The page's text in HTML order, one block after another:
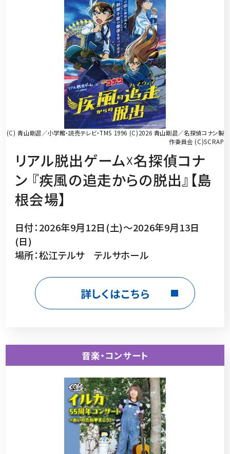
(C) 青山剛昌／小学館・読売テレビ・TMS 1996 (C)2026 青山剛昌／名探偵コナン製
作委員会 (C)SCRAP
リアル脱出ゲーム☓名探偵コナ
ン 『疾風の追走からの脱出』【島
根会場】
日付：2026年9月12日(土)～2026年9月13日
(日)
場所：松江テルサ テルサホール
詳しくはこちら
音楽・コンサート